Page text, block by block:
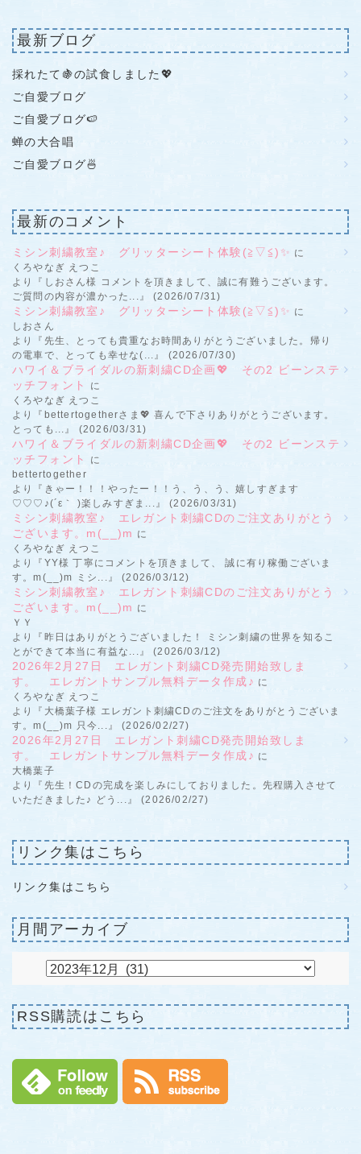
最新ブログ
採れたて🍇の試食しました💖
ご自愛ブログ
ご自愛ブログ🍉
蝉の大合唱
ご自愛ブログ🍜
最新のコメント
ミシン刺繍教室♪ グリッターシート体験(≧▽≦)✨ に
くろやなぎ えつこ
より『しおさん様 コメントを頂きまして、誠に有難うございます。
ご質問の内容が濃かった...』 (2026/07/31)
ミシン刺繍教室♪ グリッターシート体験(≧▽≦)✨ に
しおさん
より『先生、とっても貴重なお時間ありがとうございました。帰り
の電車で、とっても幸せな(...』 (2026/07/30)
ハワイ＆ブライダルの新刺繍CD企画💖 その2 ビーンステ
ッチフォント
に
くろやなぎ えつこ
より『bettertogetherさま💖 喜んで下さりありがとうございます。
とっても...』 (2026/03/31)
ハワイ＆ブライダルの新刺繍CD企画💖 その2 ビーンステ
ッチフォント
に
bettertogether
より『きゃー！！！やったー！！う、う、う、嬉しすぎます
♡♡♡♪(´ε｀ )楽しみすぎま...』 (2026/03/31)
ミシン刺繍教室♪ エレガント刺繍CDのご注文ありがとう
ございます。m(__)m に
くろやなぎ えつこ
より『YY様 丁寧にコメントを頂きまして、 誠に有り稼働ございま
す。m(__)m ミシ...』 (2026/03/12)
ミシン刺繍教室♪ エレガント刺繍CDのご注文ありがとう
ございます。m(__)m に
ＹＹ
より『昨日はありがとうございました！ ミシン刺繍の世界を知るこ
とができて本当に有益な...』 (2026/03/12)
2026年2月27日 エレガント刺繍CD発売開始致しま
す。 エレガントサンプル無料データ作成♪ に
くろやなぎ えつこ
より『大橋葉子様 エレガント刺繍CDのご注文をありがとうございま
す。m(__)m 只今...』 (2026/02/27)
2026年2月27日 エレガント刺繍CD発売開始致しま
す。 エレガントサンプル無料データ作成♪ に
大橋葉子
より『先生！CDの完成を楽しみにしておりました。先程購入させて
いただきました♪ どう...』 (2026/02/27)
リンク集はこちら
リンク集はこちら
月間アーカイブ
RSS購読はこちら